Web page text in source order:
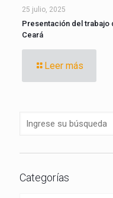
25 julio, 2025
Presentación del trabajo
Ceará
Leer más
Categorías